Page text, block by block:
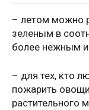
– летом можно
зеленым в
более нежным
– для тех, кто
пожарить
растительного